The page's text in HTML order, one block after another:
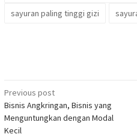
sayuran paling tinggi gizi
Post
navigation
Previous post
Bisnis Angkringan, Bisnis yang
Menguntungkan dengan Modal
Kecil